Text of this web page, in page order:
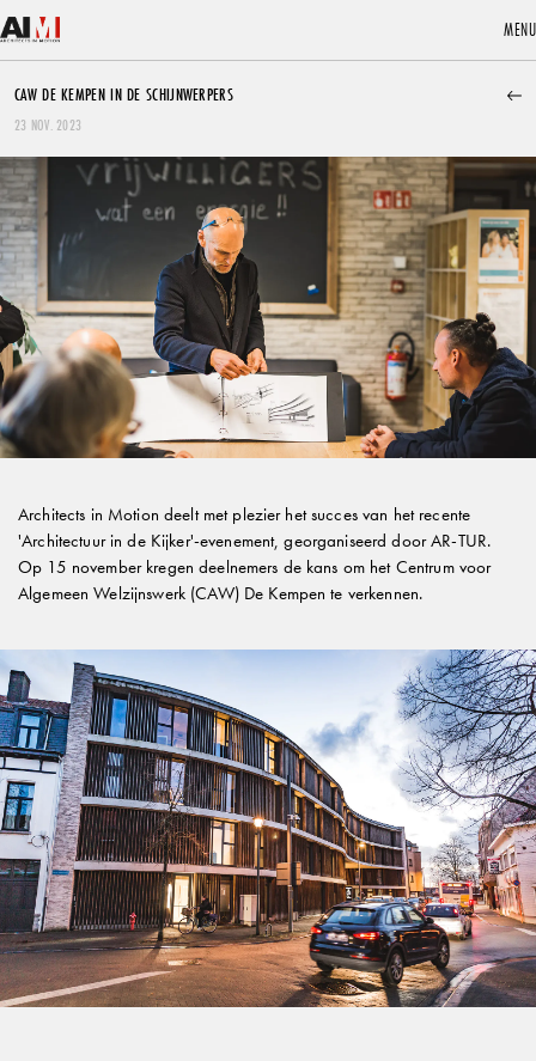
MENU
NIEUWS PUBLICATIES
VRP houdt halt bij OCMW Gierle
De VRP hield recent halt bij het project voor het OCMW in Gierle.
LEES MEER
VORIGE ARTIKELS
Huize Maelsloth in Turnhout: wonen in de
gelaagdheid van de tijd
MENU
CAW DE KEMPEN IN DE SCHIJNWERPERS
23 NOV. 2023
Architects in Motion deelt met plezier het succes van het recente
'Architectuur in de Kijker'-evenement, georganiseerd door AR-TUR.
Op 15 november kregen deelnemers de kans om het Centrum voor
Algemeen Welzijnswerk (CAW) De Kempen te verkennen.